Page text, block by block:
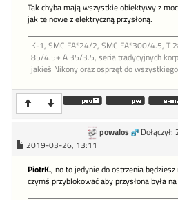
Tak chyba mają wszystkie obiektywy z
jak te nowe z elektryczną przysłoną.
K-1, SMC FA*24/2, SMC FA*300/4.5, T
85/4.5+ A 35/3.5, seria tradycyjnych
jakieś Nikony oraz osprzęt do
powalos
2019-03-26, 13:11
PiotrK., no to jedynie do ostrzenia
czymś przyblokować aby przysłona była